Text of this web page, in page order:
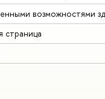
возможностями
страница